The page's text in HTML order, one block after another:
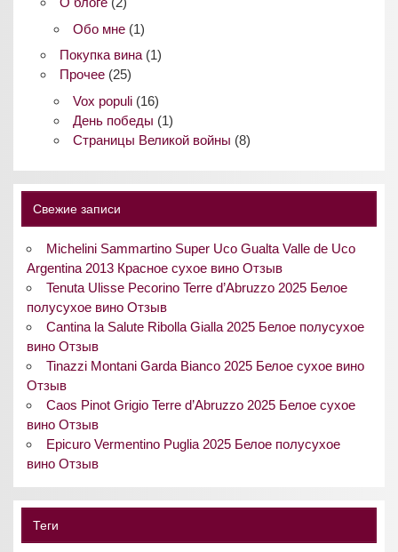
Обо мне(1)
Покупка вина(1)
Прочее(25)
Vox populi(16)
День победы (1)
Страницы Великой войны (8)
Свежие записи
Michelini Sammartino Super Uco Gualta Valle de Uco
Argentina 2013 Красное сухое вино Отзыв
Tenuta Ulisse Pecorino Terre d’Abruzzo 2025 Белое
полусухое вино Отзыв
Cantina la Salute Ribolla Gialla 2025 Белое полусухое
вино Отзыв
Tinazzi Montani Garda Bianco 2025 Белое сухое вино
Отзыв
Caos Pinot Grigio Terre d’Abruzzo 2025 Белое сухое
вино Отзыв
Epicuro Vermentino Puglia 2025 Белое полусухое
вино Отзыв
Теги